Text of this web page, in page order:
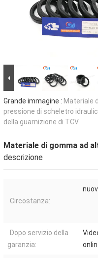
Grande immagine : Materiale
pressione di scheletro
della guarnizione di TCV
Materiale di gomma ad
descrizione
Circostanza:
Dopo servizio della
garanzia: